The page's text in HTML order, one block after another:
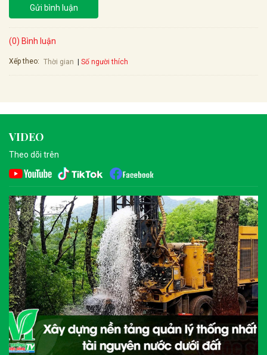
Gửi bình luận
(0) Bình luận
Xếp theo: Thời gian Số người thích
VIDEO
Theo dõi trên